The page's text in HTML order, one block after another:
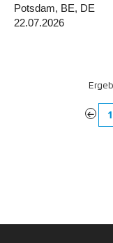
Potsdam, BE, DE
22.07.2026
« 1